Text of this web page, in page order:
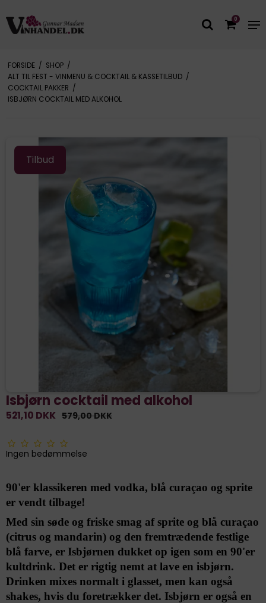
0
FORSIDE / SHOP /
ALT TIL FEST - VINMENU & COCKTAIL & KASSETILBUD /
COCKTAIL PAKKER /
ISBJØRN COCKTAIL MED ALKOHOL
Tilbud
Isbjørn cocktail med alkohol
521,10 DKK 579,00 DKK
Ingen bedømmelse
90'er klassikeren med vodka, blå curaçao og sprite
er vendt tilbage!
Med sin søde og friske smag af sprite og blå curaçao
(citrus og mandarin) og den fremtrædende festlige
blå farve, er Isbjørnen dukket op igen som en 90'er
kultdrink. Det er rigtig nemt at lave en isbjørn.
Drinken mixes normalt i glasset, men kan også
shakes, hvis du foretrækker det. Isbjørn er også en